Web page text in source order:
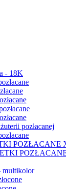
- 18K
pozłacanej
POZŁACANE
multikolor